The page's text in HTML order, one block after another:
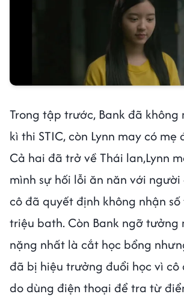
Trong tập trước, Bank đã
kì thi STIC, còn Lynn may có mẹ
Cả hai đã trở về Thái lan,Lynn
mình sự hối lỗi ăn năn với
cô đã quyết định không nhận
triệu bath. Còn Bank ngỡ tưởng
nặng nhất là cắt học bổng
đã bị hiệu trưởng đuổi học vì
do dùng điện thoại để tra từ